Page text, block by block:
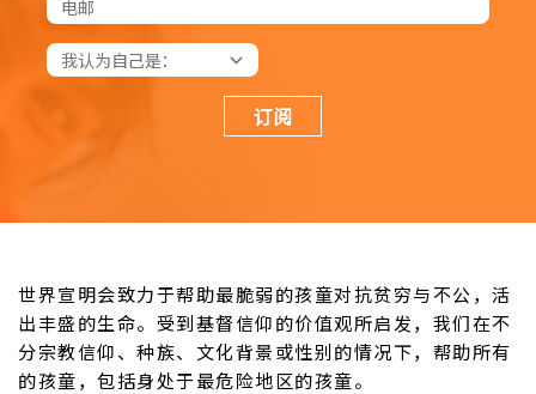
订阅
世界宣明会致力于帮助最脆弱的孩童对抗贫穷与不公，活
出丰盛的生命。受到基督信仰的价值观所启发，我们在不
分宗教信仰、种族、文化背景或性别的情况下，帮助所有
的孩童，包括身处于最危险地区的孩童。